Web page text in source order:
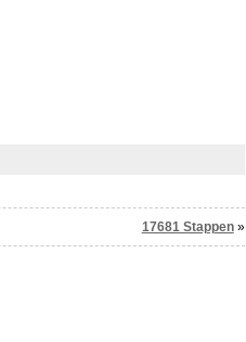
17681 Stappen»